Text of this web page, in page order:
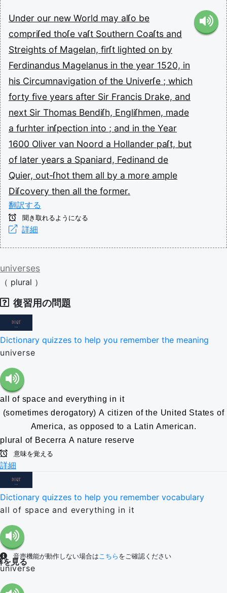
Under our new World may alſo be
compriſed thoſe vaſt Southern Coaſts and
Streights of Magelan, firſt lighted on by
Ferdinandus Magelanus in the year 1520, in
his Circumnavigation of the Univerſe ; which
forty five years after Sir Francis Drake, and
next Sir Thomas Bendiſh, Engliſhmen, made
a furhter inſpection into ; and in the Year
1600 Oliver van Noord a Hollander paſt, but
of later years a Spaniard, Fedinand de
Quier, out-ſhot them all by a more ample
Diſcovery then all the former.
翻訳する
聞き取れるようになる
詳細
universes
（ plural ）
復習用の問題
Dictionary quizzes to help you remember the meaning
universe
all of space and everything in it
(sometimes derogatory) A citizen of the United States of
America, as opposed to a Latin American.
plural of Becerra A nature reserve
意味を覚える
詳細
Dictionary quizzes to help you remember vocabulary
all of space and everything in it
音声機能が動作しない場合はこちら をご確認ください
を見る
universe